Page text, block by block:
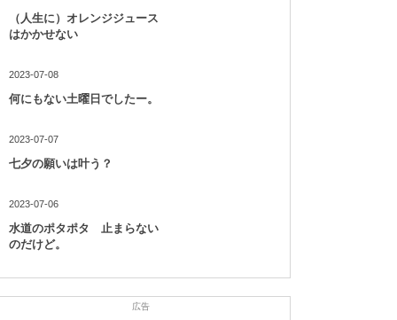
（人生に）オレンジジュース
はかかせない
2023-07-08
何にもない土曜日でしたー。
2023-07-07
七夕の願いは叶う？
2023-07-06
水道のポタポタ 止まらない
のだけど。
広告